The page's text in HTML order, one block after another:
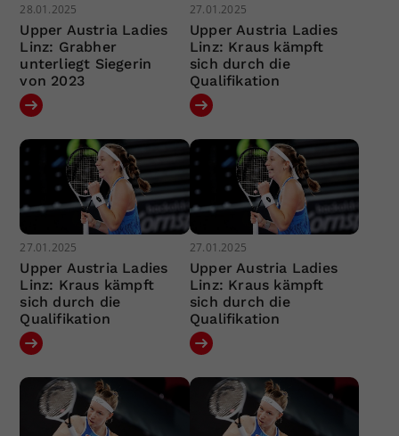
28.01.2025
Upper Austria Ladies
Linz: Grabher
unterliegt Siegerin
von 2023
27.01.2025
Upper Austria Ladies
Linz: Kraus kämpft
sich durch die
Qualifikation
27.01.2025
Upper Austria Ladies
Linz: Kraus kämpft
sich durch die
Qualifikation
27.01.2025
Upper Austria Ladies
Linz: Kraus kämpft
sich durch die
Qualifikation